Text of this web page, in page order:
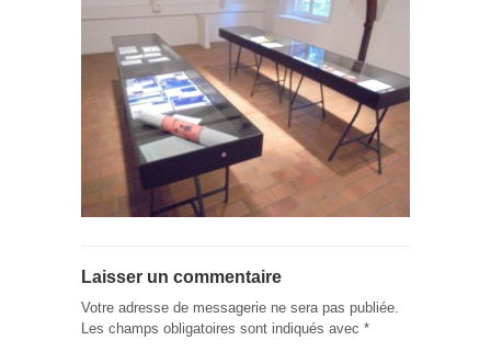
Laisser un commentaire
Votre adresse de messagerie ne sera pas publiée.
Les champs obligatoires sont indiqués avec *